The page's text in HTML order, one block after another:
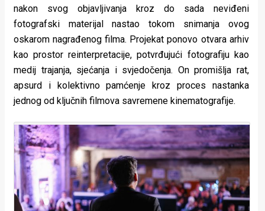
nakon svog objavljivanja kroz do sada neviđeni
fotografski materijal nastao tokom snimanja ovog
oskarom nagrađenog filma. Projekat ponovo otvara arhiv
kao prostor reinterpretacije, potvrđujući fotografiju kao
medij trajanja, sjećanja i svjedočenja. On promišlja rat,
apsurd i kolektivno pamćenje kroz proces nastanka
jednog od ključnih filmova savremene kinematografije.